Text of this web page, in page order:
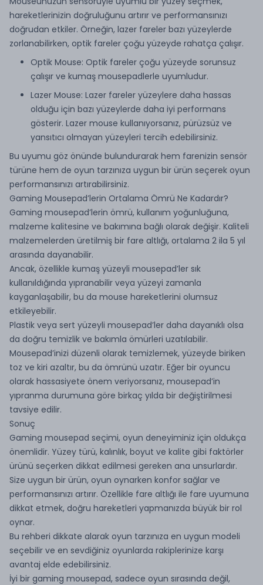
hareketlerinizin doğruluğunu artırır ve performansınızı
doğrudan etkiler. Örneğin, lazer fareler bazı yüzeylerde
zorlanabilirken, optik fareler çoğu yüzeyde rahatça çalışır.
Optik Mouse: Optik fareler çoğu yüzeyde sorunsuz
çalışır ve kumaş mousepadlerle uyumludur.
Lazer Mouse: Lazer fareler yüzeylere daha hassas
olduğu için bazı yüzeylerde daha iyi performans
gösterir. Lazer mouse kullanıyorsanız, pürüzsüz ve
yansıtıcı olmayan yüzeyleri tercih edebilirsiniz.
Bu uyumu göz önünde bulundurarak hem farenizin sensör
türüne hem de oyun tarzınıza uygun bir ürün seçerek oyun
performansınızı artırabilirsiniz.
Gaming Mousepad’lerin Ortalama Ömrü Ne Kadardır?
Gaming mousepad’lerin ömrü, kullanım yoğunluğuna,
malzeme kalitesine ve bakımına bağlı olarak değişir. Kaliteli
malzemelerden üretilmiş bir fare altlığı, ortalama 2 ila 5 yıl
arasında dayanabilir.
Ancak, özellikle kumaş yüzeyli mousepad’ler sık
kullanıldığında yıpranabilir veya yüzeyi zamanla
kayganlaşabilir, bu da mouse hareketlerini olumsuz
etkileyebilir.
Plastik veya sert yüzeyli mousepad’ler daha dayanıklı olsa
da doğru temizlik ve bakımla ömürleri uzatılabilir.
Mousepad’inizi düzenli olarak temizlemek, yüzeyde biriken
toz ve kiri azaltır, bu da ömrünü uzatır. Eğer bir oyuncu
olarak hassasiyete önem veriyorsanız, mousepad’in
yıpranma durumuna göre birkaç yılda bir değiştirilmesi
tavsiye edilir.
Sonuç
Gaming mousepad seçimi, oyun deneyiminiz için oldukça
önemlidir. Yüzey türü, kalınlık, boyut ve kalite gibi faktörler
ürünü seçerken dikkat edilmesi gereken ana unsurlardır.
Size uygun bir ürün, oyun oynarken konfor sağlar ve
performansınızı artırır. Özellikle fare altlığı ile fare uyumuna
dikkat etmek, doğru hareketleri yapmanızda büyük bir rol
oynar.
Bu rehberi dikkate alarak oyun tarzınıza en uygun modeli
seçebilir ve en sevdiğiniz oyunlarda rakiplerinize karşı
avantaj elde edebilirsiniz.
İyi bir gaming mousepad, sadece oyun sırasında değil,